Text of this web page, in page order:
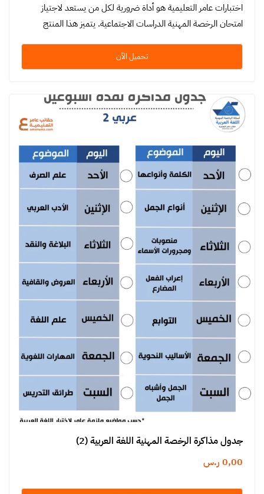
اختبارات عامر التعليمية هو أداة ضرورية لكل من يستعد لاجتياز
امتحان الرخصة المهنية الدراسات الاجتماعية. يتميز هذا المنتج
تحميل الآن
جدول مذاكرة الرخصة المهنية اللغة العربية (2)
0,00 ر.س